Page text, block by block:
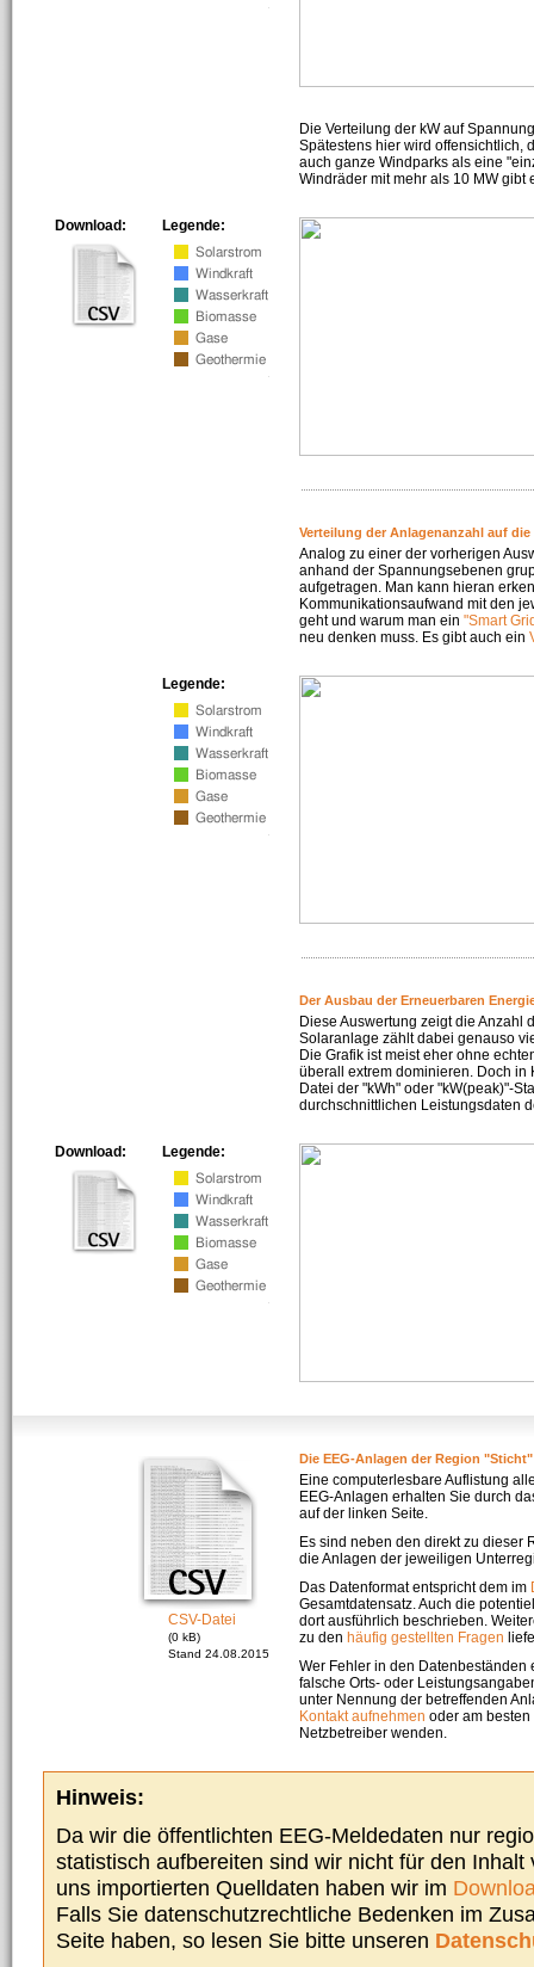
Die Verteilung der kW auf
Spätestens hier wird offensichtlich,
auch ganze Windparks als eine
Windräder mit mehr als 10 MW gibt
Legende:
Download:
Verteilung der Anlagenanzahl auf die
Analog zu einer der vorherigen
anhand der Spannungsebenen
aufgetragen. Man kann hieran
Kommunikationsaufwand mit den
geht und warum man ein "Smart
neu denken muss. Es gibt auch ein
Legende:
Der Ausbau der Erneuerbaren
Diese Auswertung zeigt die Anzahl
Solaranlage zählt dabei genauso
Die Grafik ist meist eher ohne
überall extrem dominieren. Doch in
Datei der "kWh" oder "kW(peak)"-
durchschnittlichen Leistungsdaten
Legende:
Download:
CSV-Datei
(0 kB)
Stand 24.08.2015
Die EEG-Anlagen der Region "Sticht"
Eine computerlesbare Auflistung
EEG-Anlagen erhalten Sie durch
auf der linken Seite.
Es sind neben den direkt zu dieser
die Anlagen der jeweiligen
Das Datenformat entspricht dem im
Gesamtdatensatz. Auch die
dort ausführlich beschrieben.
zu den häufig gestellten Fragen
Wer Fehler in den Datenbeständen
falsche Orts- oder
unter Nennung der betreffenden
Kontakt aufnehmen oder am
Netzbetreiber wenden.
Hinweis:
Da wir die öffentlichten EEG-Meldedaten nur
statistisch aufbereiten sind wir nicht für den Inhalt
uns importierten Quelldaten haben wir im
Falls Sie datenschutzrechtliche Bedenken im
Seite haben, so lesen Sie bitte unseren